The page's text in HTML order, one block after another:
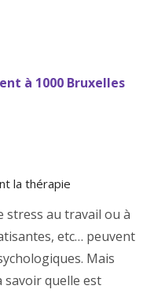
à 1000 Bruxelles
la thérapie
stress au travail ou à
etc… peuvent
Mais
savoir quelle est